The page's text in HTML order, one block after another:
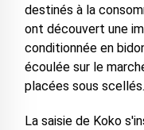
destinés à la
ont découvert une
conditionnée en
écoulée sur le
placées sous scellés.
La saisie de Koko